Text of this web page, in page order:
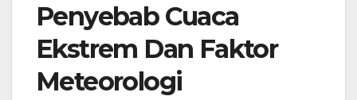
Penyebab Cuaca
Ekstrem Dan Faktor
Meteorologi